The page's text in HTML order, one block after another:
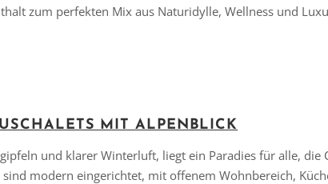
zum perfekten Mix aus Naturidylle, Wellness und
MIT ALPENBLICK
und klarer Winterluft, liegt ein Paradies für alle,
modern eingerichtet, mit offenem Wohnbereich,